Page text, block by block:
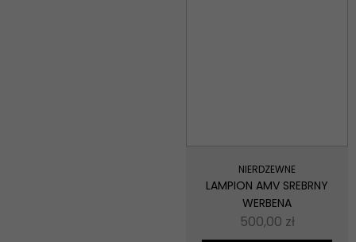
NIERDZEWNE
LAMPION AMV SREBRNY
WERBENA
500,00 zł